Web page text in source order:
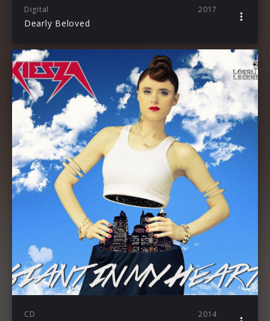
Digital 2017
Dearly Beloved
CD 2014